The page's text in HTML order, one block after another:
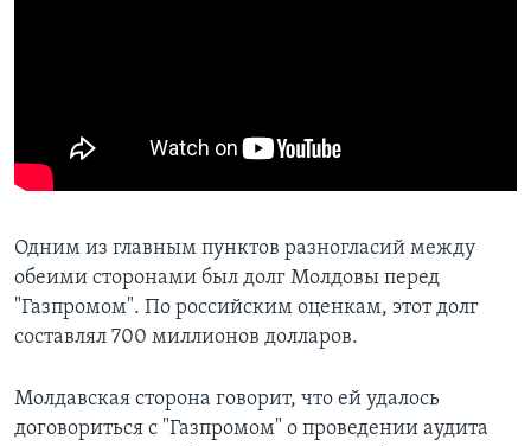
Одним из главным пунктов разногласий между
обеими сторонами был долг Молдовы перед
"Газпромом". По российским оценкам, этот долг
составлял 700 миллионов долларов.
Молдавская сторона говорит, что ей удалось
договориться с "Газпромом" о проведении аудита